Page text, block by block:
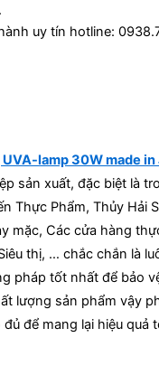
uy tín hotline:
lamp 30W made in
sản xuất, đặc biệt là
Thực Phẩm, Thủy Hải
mặc, Các cửa hàng
thị, … chắc chắn là
pháp tốt nhất để bảo
lượng sản phẩm vậy
đủ để mang lại hiệu quả